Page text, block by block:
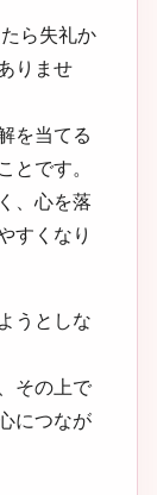
ら失礼か
りませ
を当てる
です。
、心を落
すくなり
うとしな
その上で
につなが